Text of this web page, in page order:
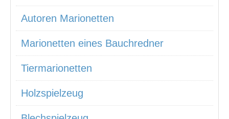
Autoren Marionetten
Marionetten eines Bauchredner
Tiermarionetten
Holzspielzeug